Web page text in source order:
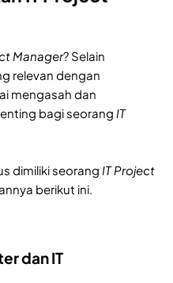
Manager? Selain
relevan dengan
mengasah dan
bagi seorang IT
dimiliki seorang IT Project
berikut ini.
dan IT